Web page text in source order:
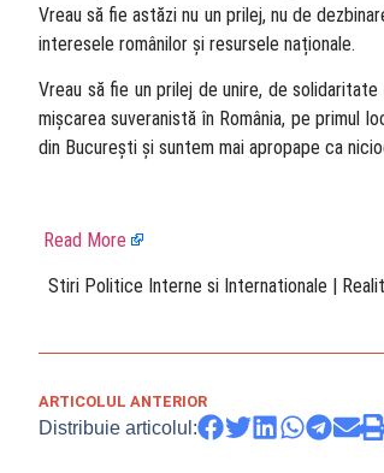
Vreau să fie astăzi nu un prilej, nu de
interesele românilor și resursele naționale.
Vreau să fie un prilej de unire, de
mișcarea suveranistă în România, pe
din București și suntem mai apropape ca
Read More
Stiri Politice Interne si Internationale |
ARTICOLUL ANTERIOR
Distribuie articolul: